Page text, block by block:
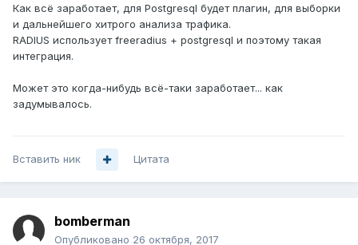
Как всё заработает, для Postgresql будет плагин, для выборки
и дальнейшего хитрого анализа трафика.
RADIUS использует freeradius + postgresql и поэтому такая
интеграция.
Может это когда-нибудь всё-таки заработает... как
задумывалось.
Вставить ник Цитата
bomberman
Опубликовано 26 октября, 2017